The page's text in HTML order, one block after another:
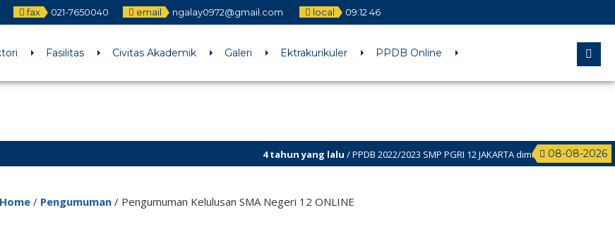
fax 021-7650040 email ngalay0972@gmail.com local 09:12 46
Fasilitas Civitas Akademik Galeri Ektrakurikuler PPDB Online
08-08-2026
4 tahun yang lalu/ PPDB 2022/2023 SMP PGRI 12 JAKARTA dimulai Bulan Februari l
Home / Pengumuman / Pengumuman Kelulusan SMA Negeri 12 ONLINE